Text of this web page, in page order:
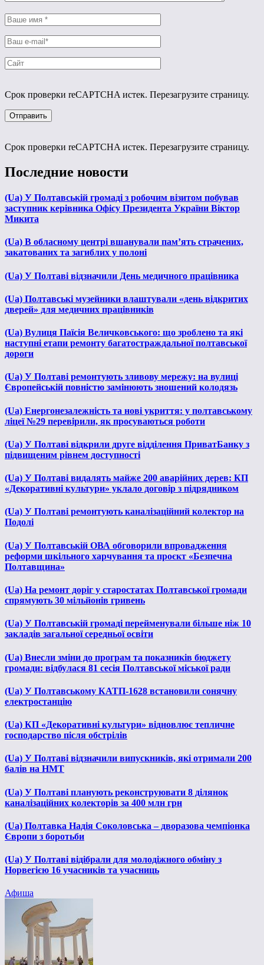
Срок проверки reCAPTCHA истек. Перезагрузите страницу.
Срок проверки reCAPTCHA истек. Перезагрузите страницу.
Последние новости
(Ua) У Полтавській громаді з робочим візитом побував
заступник керівника Офісу Президента України Віктор
Микита
(Ua) В обласному центрі вшанували пам’ять страчених,
закатованих та загиблих у полоні
(Ua) У Полтаві відзначили День медичного працівника
(Ua) Полтавські музейники влаштували «день відкритих
дверей» для медичних працівників
(Ua) Вулиця Паїсія Величковського: що зроблено та які
наступні етапи ремонту багатостраждальної полтавської
дороги
(Ua) У Полтаві ремонтують зливову мережу: на вулиці
Європейській повністю замінюють зношений колодязь
(Ua) Енергонезалежність та нові укриття: у полтавському
ліцеї №29 перевірили, як просуваються роботи
(Ua) У Полтаві відкрили друге відділення ПриватБанку з
підвищеним рівнем доступності
(Ua) У Полтаві видалять майже 200 аварійних дерев: КП
«Декоративні культури» уклало договір з підрядником
(Ua) У Полтаві ремонтують каналізаційний колектор на
Подолі
(Ua) У Полтавській ОВА обговорили впровадження
реформи шкільного харчування та проєкт «Безпечна
Полтавщина»
(Ua) На ремонт доріг у старостатах Полтавської громади
спрямують 30 мільйонів гривень
(Ua) У Полтавській громаді перейменували більше ніж 10
закладів загальної середньої освіти
(Ua) Внесли зміни до програм та показників бюджету
громади: відбулася 81 сесія Полтавської міської ради
(Ua) У Полтавському КАТП-1628 встановили сонячну
електростанцію
(Ua) КП «Декоративні культури» відновлює тепличне
господарство після обстрілів
(Ua) У Полтаві відзначили випускників, які отримали 200
балів на НМТ
(Ua) У Полтаві планують реконструювати 8 ділянок
каналізаційних колекторів за 400 млн грн
(Ua) Полтавка Надія Соколовська – дворазова чемпіонка
Європи з боротьби
(Ua) У Полтаві відібрали для молодіжного обміну з
Норвегією 16 учасників та учасниць
Афиша